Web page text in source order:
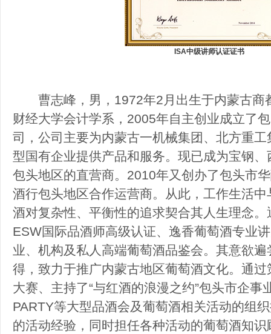
ISA中级讲师认证证书
曹志峰，男，1972年2月出生于内蒙古商
财经大学会计学系，2005年自主创业成立了
司，公司主要为内蒙古一机械集团、北方重
型国有企业提供产品和服务。现已成为宝钢
包头地区的直营商。2010年又创办了包头市
酒行包头地区合作运营商。从此，工作生活
酒对复杂性、平衡性的追求契合其人生理念
ESW国际品酒师高级认证、逸香葡萄酒专业
业、机构及私人高端葡萄酒品鉴会。其意欲
得，致力于推广内蒙古地区葡萄酒文化。通
大赛、主持了“与红酒的浪漫之约”包头市企事
PARTY等大型品酒会及葡萄酒相关活动的组
的活动经验，同时担任各种活动的葡萄酒知